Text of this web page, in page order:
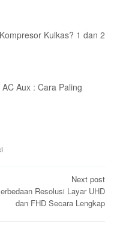
Kulkas? 1 dan 2
Aux : Cara Paling
Next post
Resolusi Layar UHD
dan FHD Secara Lengkap